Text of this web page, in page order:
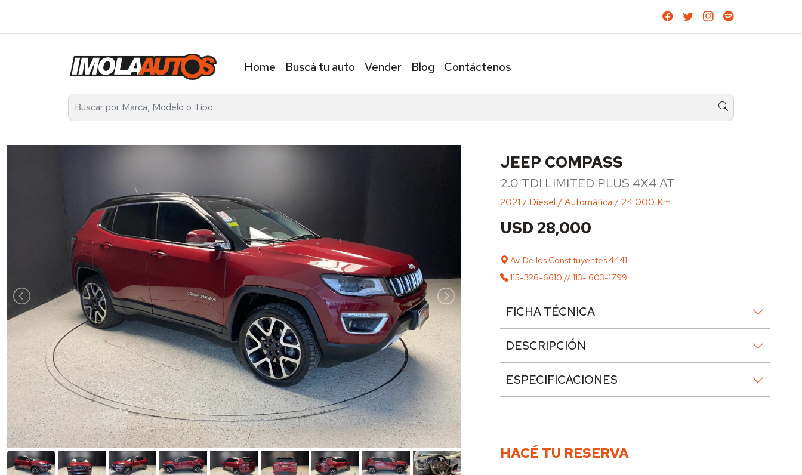
Home Buscá tu auto Vender Blog Contáctenos
JEEP COMPASS
2.0 TDI LIMITED PLUS 4X4 AT
2021 / Diésel / Automática / 24.000 Km
USD 28,000
Av. De los Constituyentes 4441
115-326-6610 // 113- 603-1799
FICHA TÉCNICA
DESCRIPCIÓN
ESPECIFICACIONES
HACÉ TU RESERVA